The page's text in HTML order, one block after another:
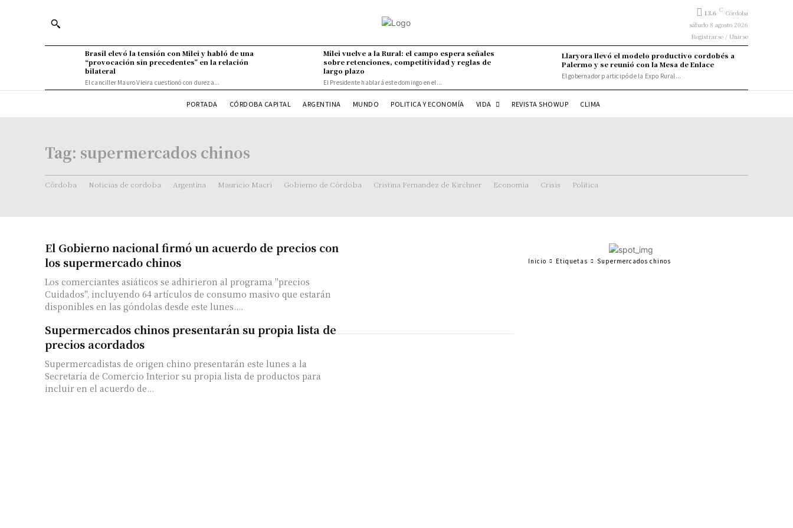
13.6 C Córdoba
sábado 8 agosto 2026
Registrarse / Unirse
Brasil elevó la tensión con Milei y habló de una
“provocación sin precedentes” en la relación
bilateral
El canciller Mauro Vieira cuestionó con dureza...
Milei vuelve a la Rural: el campo espera señales
sobre retenciones, competitividad y reglas de
largo plazo
El Presidente hablará este domingo en el...
Llaryora llevó el modelo productivo cordobés a
Palermo y se reunió con la Mesa de Enlace
El gobernador participó de la Expo Rural...
PORTADA CÓRDOBA CAPITAL ARGENTINA MUNDO POLITICA Y ECONOMÍA VIDA REVISTA SHOWUP CLIMA
Tag: supermercados chinos
Córdoba Noticias de cordoba Argentina Mauricio Macri Gobierno de Córdoba Cristina Fernandez de Kirchner Economía Crisis Politica
El Gobierno nacional firmó un acuerdo de precios con
los supermercado chinos
Los comerciantes asiáticos se adhirieron al programa "precios
Cuidados", incluyendo 64 artículos de consumo masivo que estarán
disponibles en las góndolas desde este lunes....
Supermercados chinos presentarán su propia lista de
precios acordados
Supermercadistas de origen chino presentarán este lunes a la
Secretaría de Comercio Interior su propia lista de productos para
incluir en el acuerdo de...
Inicio Etiquetas Supermercados chinos